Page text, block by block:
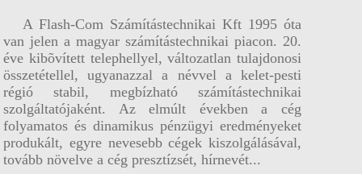
A Flash-Com Számítástechnikai Kft 1995 óta
van jelen a magyar számítástechnikai piacon. 20.
éve kibõvített telephellyel, változatlan tulajdonosi
összetétellel, ugyanazzal a névvel a kelet-pesti
régió stabil, megbízható számítástechnikai
szolgáltatójaként. Az elmúlt években a cég
folyamatos és dinamikus pénzügyi eredményeket
produkált, egyre nevesebb cégek kiszolgálásával,
tovább növelve a cég presztízsét, hírnevét...